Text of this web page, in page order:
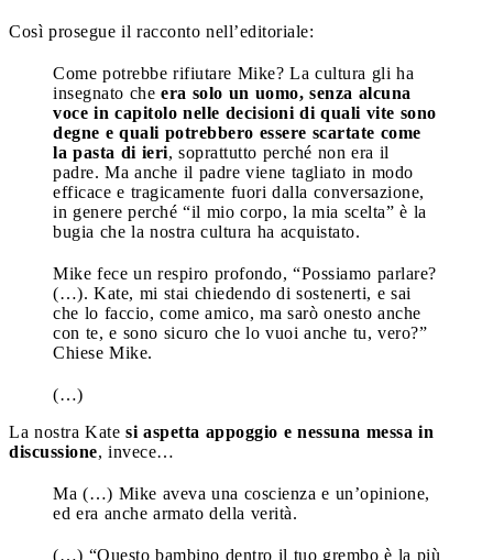
Così prosegue il racconto nell’editoriale:
Come potrebbe rifiutare Mike? La cultura gli ha
insegnato che era solo un uomo, senza alcuna
voce in capitolo nelle decisioni di quali vite sono
degne e quali potrebbero essere scartate come
la pasta di ieri, soprattutto perché non era il
padre. Ma anche il padre viene tagliato in modo
efficace e tragicamente fuori dalla conversazione,
in genere perché “il mio corpo, la mia scelta” è la
bugia che la nostra cultura ha acquistato.
Mike fece un respiro profondo, “Possiamo parlare?
(…). Kate, mi stai chiedendo di sostenerti, e sai
che lo faccio, come amico, ma sarò onesto anche
con te, e sono sicuro che lo vuoi anche tu, vero?”
Chiese Mike.
(…)
La nostra Kate si aspetta appoggio e nessuna messa in
discussione, invece…
Ma (…) Mike aveva una coscienza e un’opinione,
ed era anche armato della verità.
(…) “Questo bambino dentro il tuo grembo è la più